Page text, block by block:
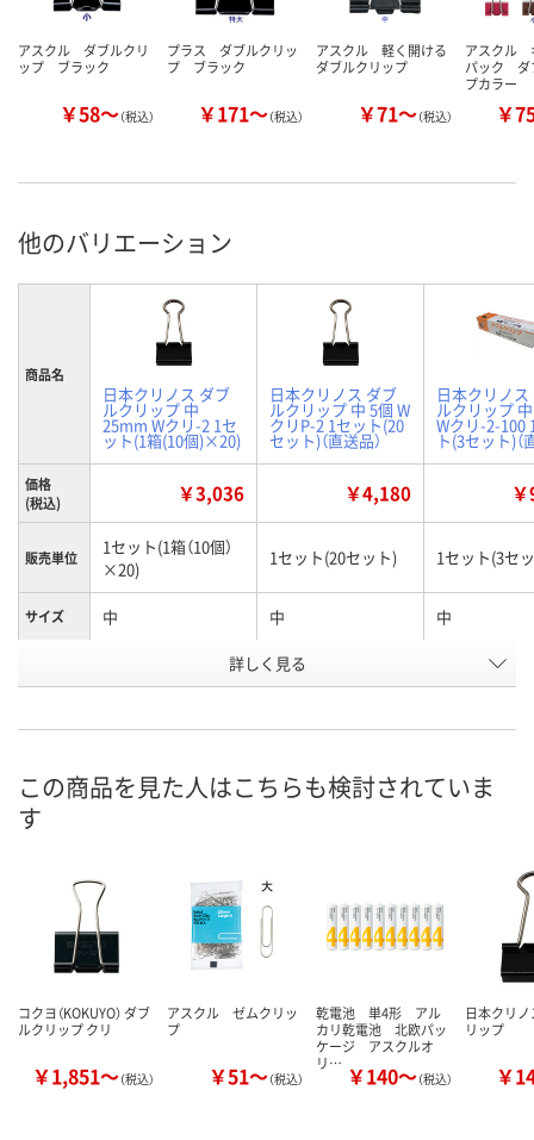
アスクル ダブルクリ
ップ ブラック
￥58～（税込）
プラス ダブルクリッ
プ ブラック
￥171～（税込）
アスクル 軽く開ける
ダブルクリップ
￥71～（税込）
アスクル
パック ダ
プカラー
￥
他のバリエーション
商品名
日本クリノス ダブ
ルクリップ 中
25mm Wクリ-2 1セ
ット(1箱(10個)×20)
日本クリノス ダブ
ルクリップ 中 5個 W
クリP-2 1セット(20
セット)（直送品）
日本クリノス
ルクリップ
Wクリ-2-100
ト(3セット)（
価格
(税込)
￥3,036 ￥4,180
販売単位
1セット(1箱（10個）
×20)
1セット(20セット) 1セット(3セ
サイズ 中 中 中
EW96046 EW96030
お届け日 8月20日（木）予定 8月25日（火）まで 8月25日（火）
カゴへ カゴへ カ
詳しく見る
この商品を見た人はこちらも検討されていま
す
コクヨ（KOKUYO） ダブ
ルクリップ クリ
￥1,851～（税込）
アスクル ゼムクリッ
プ
￥51～（税込）
乾電池 単4形 アル
カリ乾電池 北欧パッ
ケージ アスクルオ
リ… ￥140～（税込）
日本クリ
リップ
￥